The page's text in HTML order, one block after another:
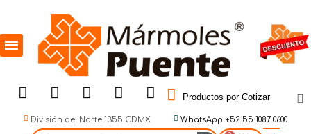
Productos por Cotizar
División del Norte 1355 CDMX WhatsApp +52 55 1087 0600